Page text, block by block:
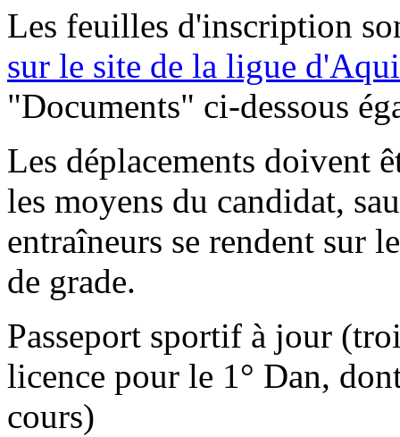
Les feuilles d'inscription
sur le site de la ligue
"Documents" ci-dessous
Les déplacements doivent
les moyens du candidat,
entraîneurs se rendent sur
de grade.
Passeport sportif à jour
licence pour le 1° Dan,
cours)